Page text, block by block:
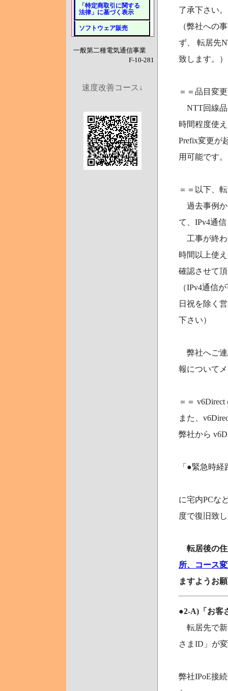
了承下さい。
（弊社への
ず、 転居先
致します。）
＝＝品目変
NTT回線品
時間程度使
Prefix変更が
用可能です。
＝＝以下、
過去事例か
て、IPv4通
工事が終わ
時間以上使
確認させて
（IPv4通信
日祝を除く
下さい）
弊社へご連
報について
＝＝
また、
弊社から
「●緊急時
に宅内PCな
度で復旧致
転居後の
所、コース
ますようお
●2-A)「お客
転居先で新
さまID」が
弊社IPoE接
「特定商取引に関する
法律」に基づく表示
ソフトウェア販売
一般第二種電気通信事業
F-10-281
速度改善コース↓